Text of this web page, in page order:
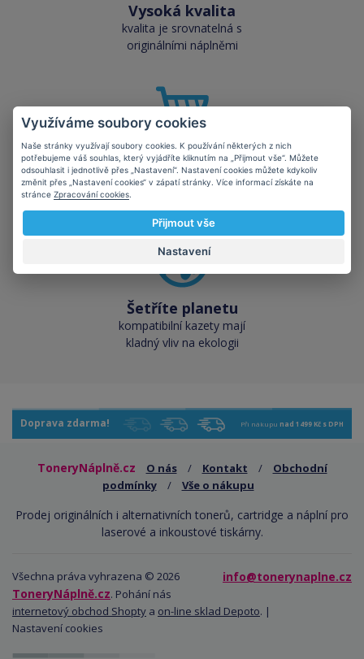
Vysoká kvalita
kvalita je srovnatelná s
originálními náplněmi
Skladem téměř vše
přes 50 000 skladových
zásob pro okamžitý odběr
Šetříte planetu
kompatibilní kazety mají
kladný vliv na ekologii
Doprava zdarma! Při nákupu nad 1499 Kč s DPH
ToneryNáplně.cz O nás / Kontakt /
Obchodní
podmínky
/ Vše o nákupu
Prodej originálních i alternativních tonerů, cartridge a náplní pro
laserové a inkoustové tiskárny.
info@tonerynaplne.cz
Všechna práva vyhrazena © 2026
ToneryNáplně.cz. Pohání nás
internetový obchod Shopty a on-line sklad Depoto. |
Nastavení cookies
Využíváme soubory cookies
Naše stránky využívají soubory cookies. K používání některých z nich
potřebujeme váš souhlas, který vyjádříte kliknutím na „Přijmout vše“. Můžete
odsouhlasit i jednotlivě přes „Nastavení“. Nastavení cookies můžete kdykoliv
změnit přes „Nastavení cookies“ v zápatí stránky. Více informací získáte na
stránce Zpracování cookies
Přijmout vše
Nastavení